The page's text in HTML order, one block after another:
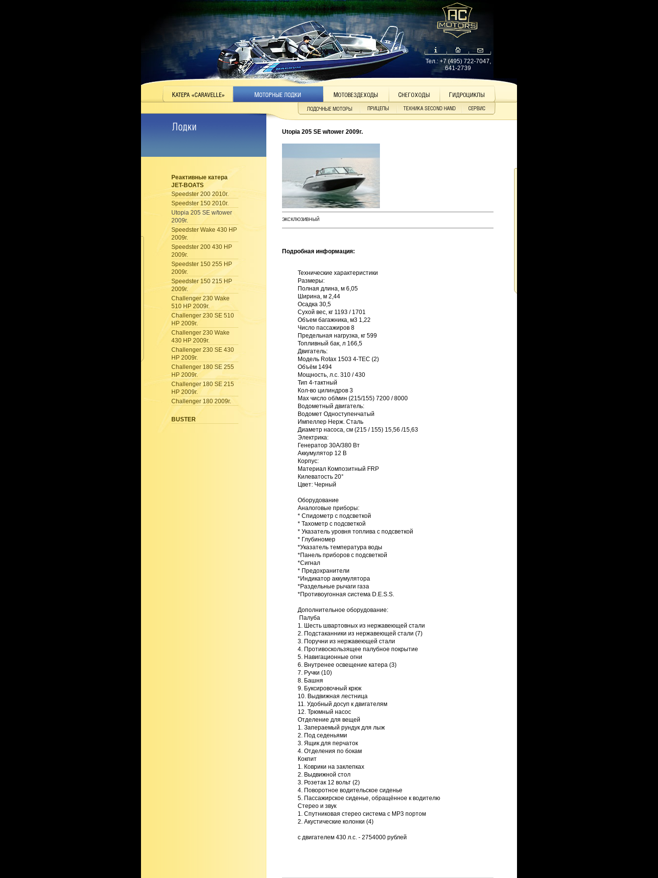
Тел.: +7 (495) 722-7047,
641-2739
Реактивные катера
JET-BOATS
Speedster 200 2010г.
Speedster 150 2010г.
Utopia 205 SE w/tower
2009г.
Speedster Wake 430 HP
2009г.
Speedster 200 430 HP
2009г.
Speedster 150 255 HP
2009г.
Speedster 150 215 HP
2009г.
Challenger 230 Wake
510 HP 2009г.
Challenger 230 SE 510
HP 2009г.
Challenger 230 Wake
430 HP 2009г.
Challenger 230 SE 430
HP 2009г.
Challenger 180 SE 255
HP 2009г.
Challenger 180 SE 215
HP 2009г.
Challenger 180 2009г.
BUSTER
Utopia 205 SE w/tower 2009г.
ЭКСКЛЮЗИВНЫЙ
Подробная информация:
Технические характеристики
Размеры:
Полная длина, м 6,05
Ширина, м 2,44
Осадка 30,5
Сухой вес, кг 1193 / 1701
Объем багажника, м3 1,22
Число пассажиров 8
Предельная нагрузка, кг 599
Топливный бак, л 166,5
Двигатель:
Модель Rotax 1503 4-TEC (2)
Объём 1494
Мощность, л.с. 310 / 430
Тип 4-тактный
Кол-во цилиндров 3
Max число об/мин (215/155) 7200 / 8000
Водометный двигатель:
Водомет Одноступенчатый
Импеллер Нерж. Сталь
Диаметр насоса, см (215 / 155) 15,56 /15,63
Электрика:
Генератор 30A/380 Вт
Аккумулятор 12 В
Корпус:
Материал Композитный FRP
Килеватость 20°
Цвет: Черный
Оборудование
Аналоговые приборы:
* Спидометр с подсветкой
* Тахометр с подсветкой
* Указатель уровня топлива с подсветкой
* Глубиномер
*Указатель температура воды
*Панель приборов с подсветкой
*Сигнал
* Предохранители
*Индикатор аккумулятора
*Раздельные рычаги газа
*Противоугонная система D.E.S.S.
Дополнительное оборудование:
Палуба
1. Шесть швартовных из нержавеющей стали
2. Подстаканники из нержавеющей стали (7)
3. Поручни из нержавеющей стали
4. Противоскользящее палубное покрытие
5. Навигационные огни
6. Внутренее освещение катера (3)
7. Ручки (10)
8. Башня
9. Буксировочный крюк
10. Выдвижная лестница
11. Удобный досуп к двигателям
12. Трюмный насос
Отделение для вещей
1. Запераемый рундук для лыж
2. Под седеньями
3. Ящик для перчаток
4. Отделения по бокам
Кокпит
1. Коврики на заклепках
2. Выдвижной стол
3. Розетак 12 вольт (2)
4. Поворотное водительское сиденье
5. Пассажирское сиденье, обращённое к водителю
Стерео и звук
1. Спутниковая стерео система с MP3 портом
2. Акустические колонки (4)
с двигателем 430 л.с. - 2754000 рублей